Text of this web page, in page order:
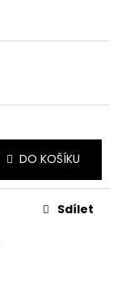
DO KOŠÍKU
Sdílet